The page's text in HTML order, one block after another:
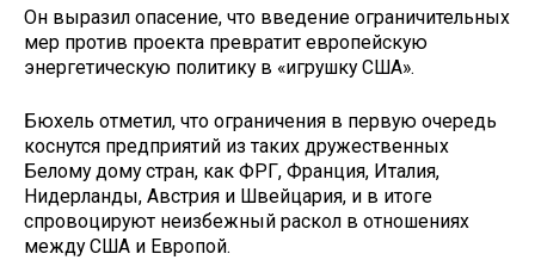
Он выразил опасение, что введение ограничительных
мер против проекта превратит европейскую
энергетическую политику в «игрушку США».
Бюхель отметил, что ограничения в первую очередь
коснутся предприятий из таких дружественных
Белому дому стран, как ФРГ, Франция, Италия,
Нидерланды, Австрия и Швейцария, и в итоге
спровоцируют неизбежный раскол в отношениях
между США и Европой.